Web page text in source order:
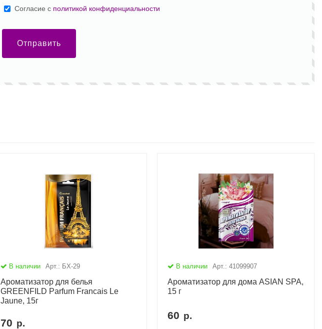
Cогласие с политикой конфиденциальности
Отправить
В наличии Арт.: БХ-29
Ароматизатор для белья
GREENFILD Parfum Francais Le
Jaune, 15г
70 р.
В наличии Арт.: 41099907
Ароматизатор для дома ASIAN SPA,
15 г
60 р.